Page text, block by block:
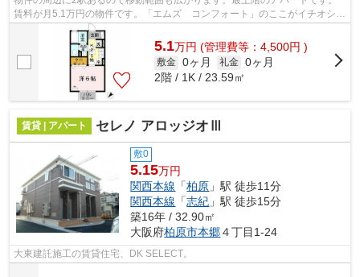
賃料が月5.1万円の物件です。「エムズ コンフォート」のここがイチオシ。
テム・ホームへの来店予約は、072-970...
5.1万円 (管理費等：4,500円 )
敷金 0ヶ月 礼金 0ヶ月
2階 / 1K / 23.59㎡
賃貸 | アパート セレノ アロッジオⅢ
敷0
5.15万円
関西本線 「柏原 」駅 徒歩11分
関西本線 「志紀 」駅 徒歩15分
築16年 / 32.90㎡
大阪府柏原市本郷４丁目1-24
大東建託施工の賃貸住宅、DK SELECT。